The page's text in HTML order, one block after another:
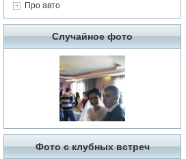
Про авто
Случайное фото
Фото с клубных встреч